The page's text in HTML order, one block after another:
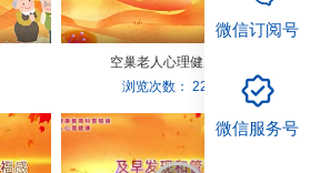
空巢老人心理健康促进
浏览次数：22917
微信订阅号
微信服务号